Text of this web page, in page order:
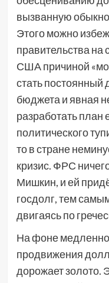
вызванную
Этого можно
правительства
США причиной
стать
бюджета и явная
разработать план
политического
то в стране
кризис. ФРС
Мишкин, и ей
госдолг, тем
двигаясь по
На фоне
продвижения
дорожает золото.